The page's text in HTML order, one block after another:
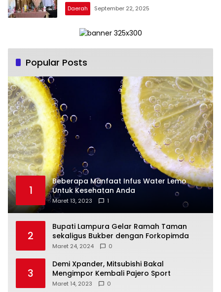
Daerah September 22, 2025
Popular Posts
1
Beberapa Manfaat Infus Water Lemo
Untuk Kesehatan Anda
Maret 13, 2023 1
2
Bupati Lampura Gelar Ramah Taman
sekaligus Bukber dengan Forkopimda
Maret 24, 2024 0
3
Demi Xpander, Mitsubishi Bakal
Mengimpor Kembali Pajero Sport
Maret 14, 2023 0